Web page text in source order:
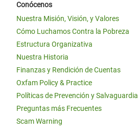
Conócenos
Nuestra Misión, Visión, y Valores
Cómo Luchamos Contra la Pobreza
Estructura Organizativa
Nuestra Historia
Finanzas y Rendición de Cuentas
Oxfam Policy & Practice
Políticas de Prevención y Salvaguardia
Preguntas más Frecuentes
Scam Warning